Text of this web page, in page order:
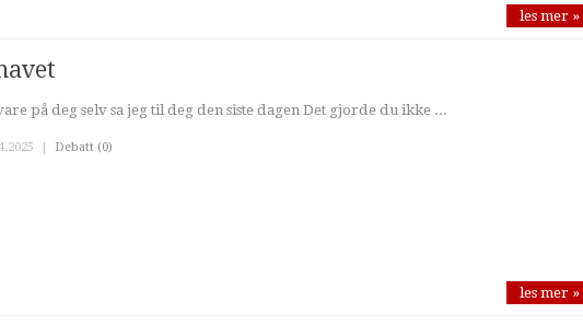
les mer »
på deg selv sa jeg til deg den siste dagen Det gjorde du ikke ...
| Debatt (0)
les mer »